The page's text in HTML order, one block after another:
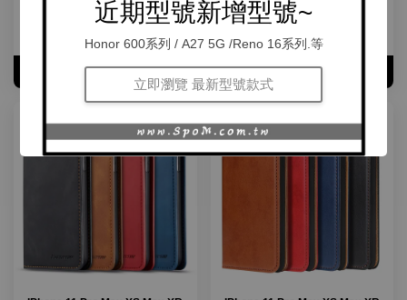
近期型號新增型號~
Honor 600系列 / A27 5G /Reno 16系列.等
立即瀏覽 最新型號款式
錢包層無磁手機套皮套
NT$ 380
加入購物車
納隱藏磁扣手機套皮套
NT$ 359
加入購物車